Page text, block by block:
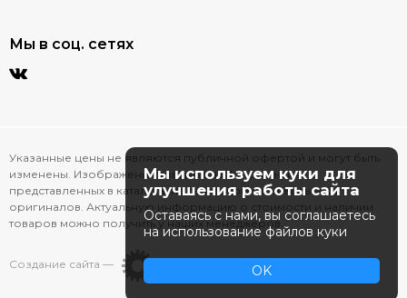
Мы в соц. сетях
Указанные цены не являются публичной офертой и могут быть
изменены. Изображения товаров на фотографиях,
представленных в каталоге на сайте, могут отличаться от
оригиналов. Актуальную информацию о стоимости и наличии
товаров можно получить у наших менеджеров.
Создание сайта —
Мы используем куки для
улучшения работы сайта
Оставаясь с нами, вы соглашаетесь
на использование файлов куки
OK